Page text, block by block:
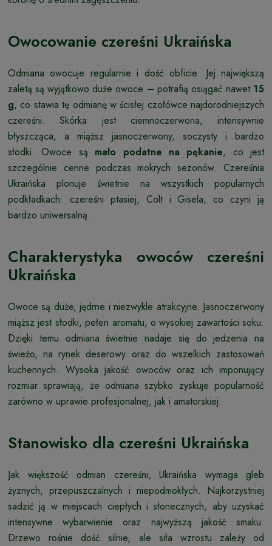
Owocowanie czereśni Ukraińska
Odmiana owocuje regularnie i dość obficie. Jej największą
zaletą są wyjątkowo duże owoce – potrafią osiągać nawet 15
g, co stawia tę odmianę w ścisłej czołówce najdorodniejszych
czereśni. Skórka jest ciemnoczerwona, intensywnie
błyszcząca, a miąższ jasnoczerwony, soczysty i bardzo
słodki. Owoce są mało podatne na pękanie, co jest
szczególnie cenne podczas mokrych sezonów. Czereśnia
Ukraińska plonuje świetnie na wszystkich popularnych
podkładkach: czereśni ptasiej, Colt i Gisela, co czyni ją
bardzo uniwersalną.
Charakterystyka owoców czereśni
Ukraińska
Owoce są duże, jędrne i niezwykle atrakcyjne. Jasnoczerwony
miąższ jest słodki, pełen aromatu, o wysokiej zawartości soku.
Dzięki temu odmiana świetnie nadaje się do jedzenia na
świeżo, na rynek deserowy oraz do wszelkich zastosowań
kuchennych. Wysoka jakość owoców oraz ich imponujący
rozmiar sprawiają, że odmiana szybko zyskuje popularność
zarówno w uprawie profesjonalnej, jak i amatorskiej.
Stanowisko dla czereśni Ukraińska
Jak większość odmian czereśni, Ukraińska wymaga gleb
żyznych, przepuszczalnych i niepodmokłych. Najkorzystniej
sadzić ją w miejscach ciepłych i słonecznych, aby uzyskać
intensywne wybarwienie oraz najwyższą jakość smaku.
Drzewo rośnie dość silnie, ale siła wzrostu zależy od